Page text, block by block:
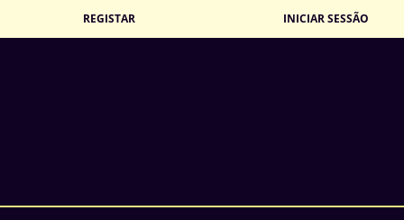
REGISTAR INICIAR SESSÃO